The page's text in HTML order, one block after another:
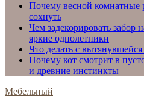
Почему весной комнатные
сохнуть
Чем задекорировать забор
яркие однолетники
Что делать с вытянувшейся
Почему кот смотрит в
и древние инстинкты
Мебельный